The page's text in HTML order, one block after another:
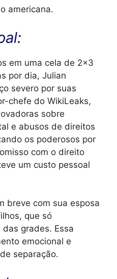
americana.
em uma cela de 2×3
por dia, Julian
severo por suas
chefe do WikiLeaks,
sobre
e abusos de direitos
os poderosos por
com o direito
um custo pessoal
breve com sua esposa
que só
grades. Essa
emocional e
separação.